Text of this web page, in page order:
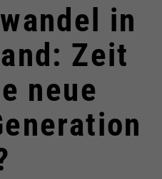
in
Zeit
neue